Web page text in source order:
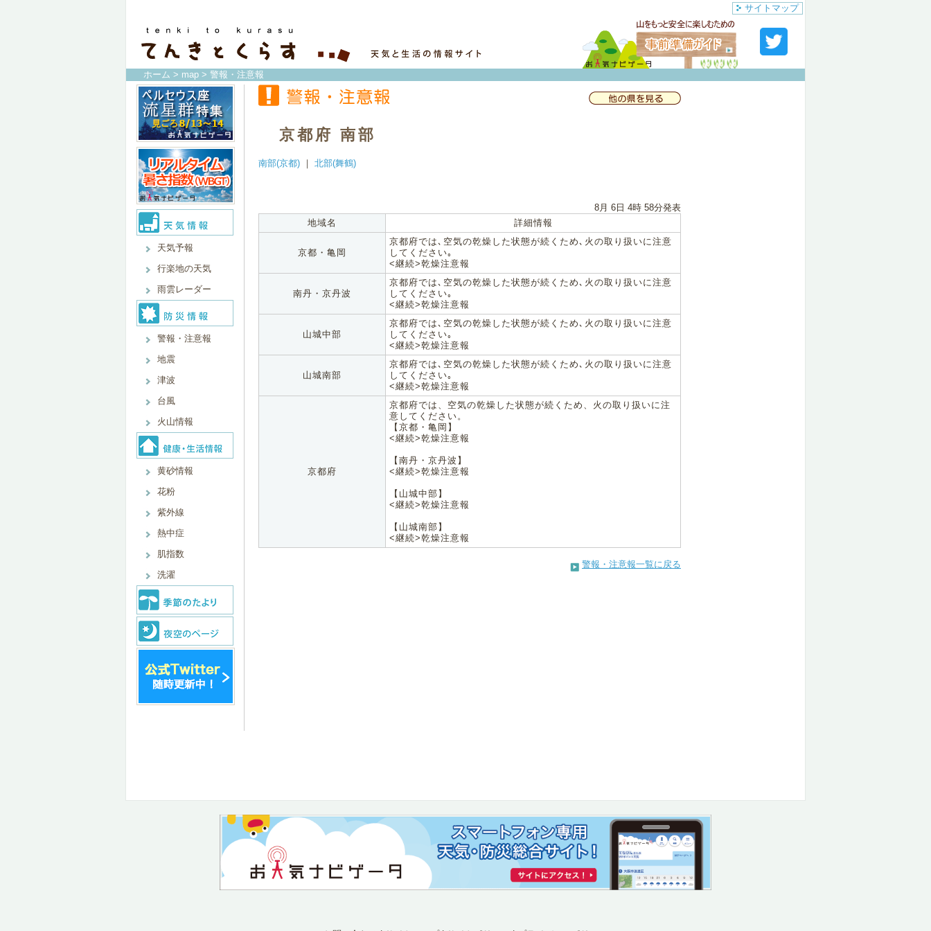
サイトマップ
ホーム > map > 警報・注意報
天気予報
行楽地の天気
雨雲レーダー
警報・注意報
地震
津波
台風
火山情報
黄砂情報
花粉
紫外線
熱中症
肌指数
洗濯
京都府 南部
南部(京都) ｜ 北部(舞鶴)
8月 6日 4時 58分発表
地域名
詳細情報
京都・亀岡
京都府では､空気の乾燥した状態が続くため､火の取り扱いに注意
してください｡
<継続>乾燥注意報
南丹・京丹波
京都府では､空気の乾燥した状態が続くため､火の取り扱いに注意
してください｡
<継続>乾燥注意報
山城中部
京都府では､空気の乾燥した状態が続くため､火の取り扱いに注意
してください｡
<継続>乾燥注意報
山城南部
京都府では､空気の乾燥した状態が続くため､火の取り扱いに注意
してください｡
<継続>乾燥注意報
京都府
京都府では、空気の乾燥した状態が続くため、火の取り扱いに注
意してください。
【京都・亀岡】
<継続>乾燥注意報
【南丹・京丹波】
<継続>乾燥注意報
【山城中部】
<継続>乾燥注意報
【山城南部】
<継続>乾燥注意報
警報・注意報一覧に戻る